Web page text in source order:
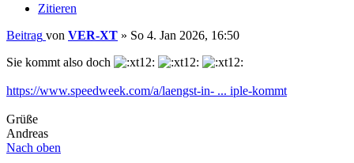
Zitieren
Beitrag von VER-XT » So 4. Jan 2026, 16:50
Sie kommt also doch
https://www.speedweek.com/a/laengst-in- ... iple-kommt
Grüße
Andreas
Nach oben